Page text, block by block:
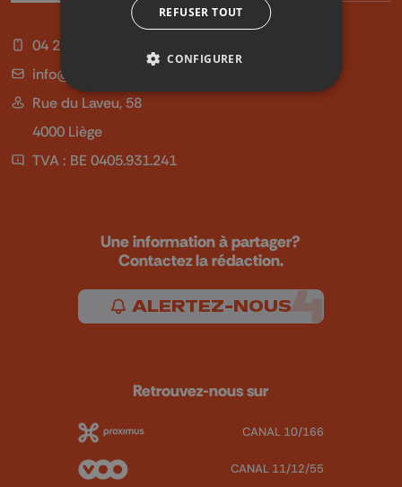
04 254 99 99
info@qu4tre.be
Rue du Laveu, 58
4000 Liège
TVA : BE 0405.931.241
Une information à partager?
Contactez la rédaction.
ALERTEZ-NOUS
Retrouvez-nous sur
CANAL 10/166
CANAL 11/12/55
REFUSER TOUT
CONFIGURER